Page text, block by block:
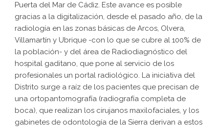
Puerta del Mar de Cádiz. Este avance es posible
gracias a la digitalización, desde el pasado año, de la
radiología en las zonas básicas de Arcos, Olvera,
Villamartín y Ubrique -con lo que se cubre al 100% de
la población- y del área de Radiodiagnóstico del
hospital gaditano, que pone al servicio de los
profesionales un portal radiológico. La iniciativa del
Distrito surge a raíz de los pacientes que precisan de
una ortopantomografía (radiografía completa de
boca), que realizan los cirujanos maxilofaciales, y los
gabinetes de odontología de la Sierra derivan a estos